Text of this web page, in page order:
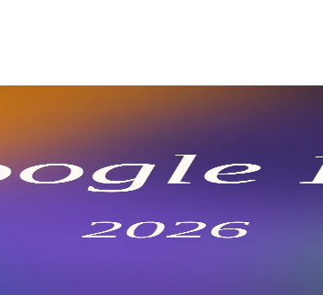
da IA agentiva, Gemini 3.5,
2026 cobrindo Gemini 3.5 Flash, Gemini